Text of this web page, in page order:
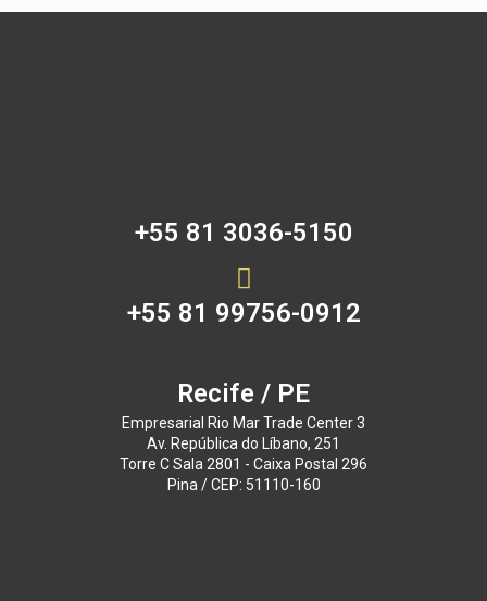
+55 81 3036-5150
+55 81 99756-0912
Recife / PE
Empresarial Rio Mar Trade Center 3
Av. República do Líbano, 251
Torre C Sala 2801 - Caixa Postal 296
Pina / CEP: 51110-160